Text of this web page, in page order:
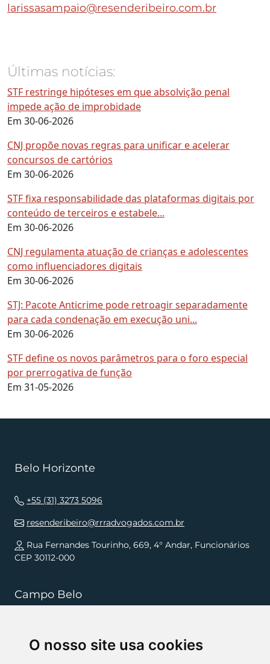
O nosso site usa cookies
larissasampaio@resenderibeiro.com.br
Últimas notícias:
STF restringe hipóteses em que absolvição penal
impede ação de improbidade
Em 30-06-2026
CNJ propõe novas regras para unificar e acelerar
concursos de cartórios
Em 30-06-2026
STF fixa responsabilidade das plataformas digitais por
conteúdo de terceiros e estabele...
Em 30-06-2026
CNJ regulamenta atuação de crianças e adolescentes
como influenciadores digitais
Em 30-06-2026
STJ: Pacote Anticrime pode retroagir separadamente
para cada condenação em execução uni...
Em 30-06-2026
STF define os novos parâmetros para o foro especial
por prerrogativa de função
Em 31-05-2026
Belo Horizonte
+55 (31) 3273 5096
resenderibeiro@rrradvogados.com.br
Rua Fernandes Tourinho, 669, 4° Andar, Funcionários
CEP 30112-000
Campo Belo
resenderibeiro.cb@rrradvogados.com.br